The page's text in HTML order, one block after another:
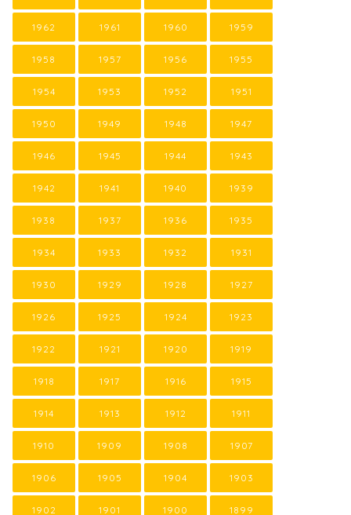
1962 1961 1960 1959
1958 1957 1956 1955
1954 1953 1952 1951
1950 1949 1948 1947
1946 1945 1944 1943
1942 1941 1940 1939
1938 1937 1936 1935
1934 1933 1932 1931
1930 1929 1928 1927
1926 1925 1924 1923
1922 1921 1920 1919
1918 1917 1916 1915
1914 1913 1912 1911
1910 1909 1908 1907
1906 1905 1904 1903
1902 1901 1900 1899